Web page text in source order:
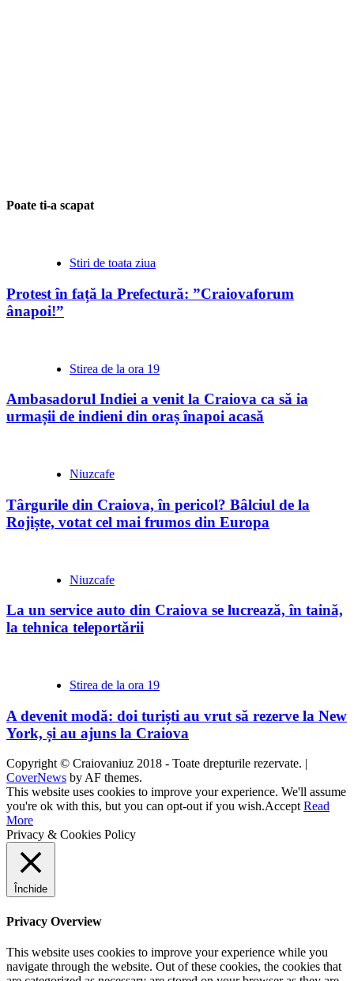
Poate ti-a scapat
Stiri de toata ziua
Protest în față la Prefectură: ”Craiovaforum
ânapoi!”
Stirea de la ora 19
Ambasadorul Indiei a venit la Craiova ca să ia
urmașii de indieni din oraș înapoi acasă
Niuzcafe
Târgurile din Craiova, în pericol? Bâlciul de la
Rojiște, votat cel mai frumos din Europa
Niuzcafe
La un service auto din Craiova se lucrează, în taină,
la tehnica teleportării
Stirea de la ora 19
A devenit modă: doi turiști au vrut să rezerve la New
York, și au ajuns la Craiova
Copyright © Craiovaniuz 2018 - Toate drepturile rezervate. |
CoverNews by AF themes.
This website uses cookies to improve your experience. We'll assume
you're ok with this, but you can opt-out if you wish.Accept Read
More
Privacy & Cookies Policy
Închide
Privacy Overview
This website uses cookies to improve your experience while you
navigate through the website. Out of these cookies, the cookies that